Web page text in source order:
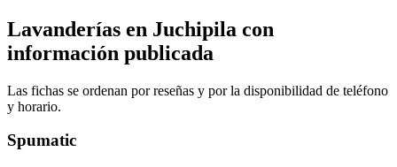
Lavanderías en Juchipila con
información publicada
Las fichas se ordenan por reseñas y por la disponibilidad de teléfono
y horario.
Spumatic